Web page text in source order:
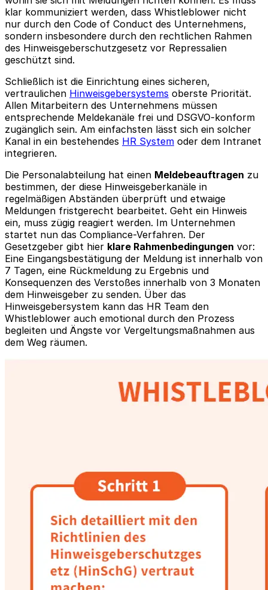
klar kommuniziert werden, dass Whistleblower nicht
nur durch den Code of Conduct des Unternehmens,
sondern insbesondere durch den rechtlichen Rahmen
des Hinweisgeberschutzgesetz vor Repressalien
geschützt sind.
Schließlich ist die Einrichtung eines sicheren,
vertraulichen Hinweisgebersystems oberste Priorität.
Allen Mitarbeitern des Unternehmens müssen
entsprechende Meldekanäle frei und DSGVO-konform
zugänglich sein. Am einfachsten lässt sich ein solcher
Kanal in ein bestehendes HR System oder dem Intranet
integrieren.
Die Personalabteilung hat einen Meldebeauftragen zu
bestimmen, der diese Hinweisgeberkanäle in
regelmäßigen Abständen überprüft und etwaige
Meldungen fristgerecht bearbeitet. Geht ein Hinweis
ein, muss zügig reagiert werden. Im Unternehmen
startet nun das Compliance-Verfahren. Der
Gesetzgeber gibt hier klare Rahmenbedingungen vor:
Eine Eingangsbestätigung der Meldung ist innerhalb von
7 Tagen, eine Rückmeldung zu Ergebnis und
Konsequenzen des Verstoßes innerhalb von 3 Monaten
dem Hinweisgeber zu senden. Über das
Hinweisgebersystem kann das HR Team den
Whistleblower auch emotional durch den Prozess
begleiten und Ängste vor Vergeltungsmaßnahmen aus
dem Weg räumen.